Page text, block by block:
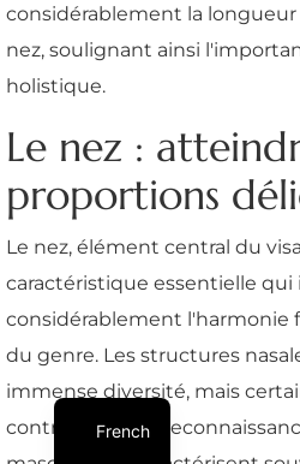
considérablement la
nez, soulignant ainsi
holistique.
Le nez :
proportions
Le nez, élément central du
caractéristique essentielle qui
considérablement l'harmonie
du genre. Les structures
immense diversité, mais
contribuent à la
French